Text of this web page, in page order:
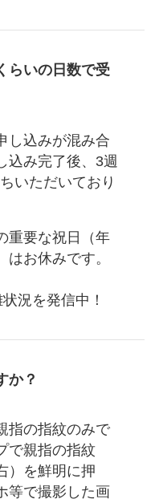
らいの日数で受
し込みが混み合
込み完了後、3週
いただいており
重要な祝日（年
お休みです。
況を発信中！
か？
指の指紋のみで
で親指の指紋
）を鮮明に押
等で撮影した画